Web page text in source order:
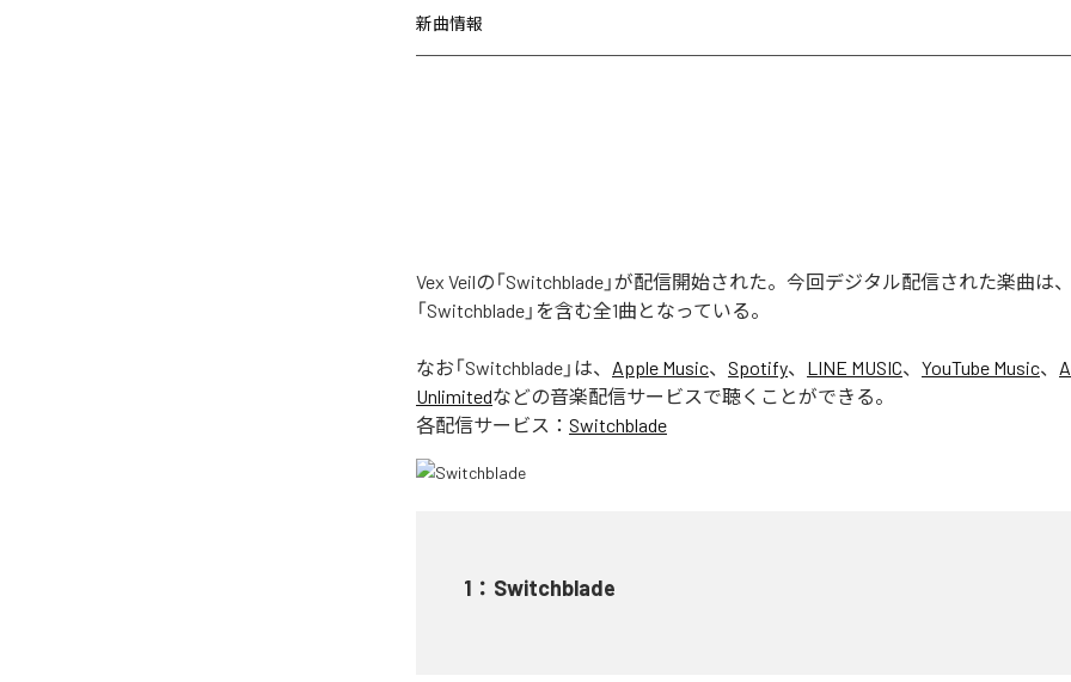
新曲情報
Vex Veilの「Switchblade」が配信開始された。今回デジタル配信された楽曲は、
「Switchblade」を含む全1曲となっている。
なお「Switchblade 」は、 Apple Music、 Spotify、 LINE MUSIC、 YouTube Music、
Unlimitedなどの音楽配信サービスで聴くことができる。
各配信サービス： Switchblade
1 ： Switchblade